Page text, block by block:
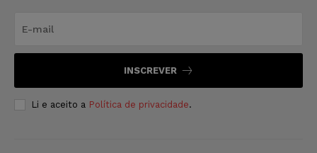
INSCREVER
Li e aceito a Política de privacidade.